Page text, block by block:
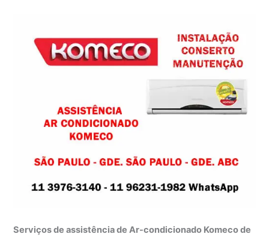
Serviços de assistência de Ar-condicionado Komeco de